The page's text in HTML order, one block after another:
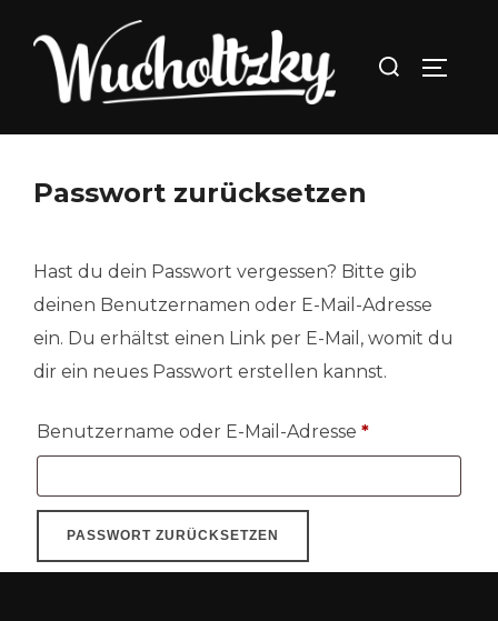
Inhalt
springen
Suchen
Passwort zurücksetzen
Hast du dein Passwort vergessen? Bitte gib
deinen Benutzernamen oder E-Mail-Adresse
ein. Du erhältst einen Link per E-Mail, womit du
dir ein neues Passwort erstellen kannst.
Benutzername oder E-Mail-Adresse *Erforderlich
PASSWORT ZURÜCKSETZEN